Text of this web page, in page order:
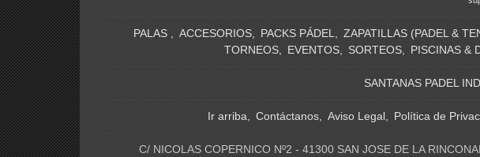
PALAS ACCESORIOS PACKS PÁDEL ZAPATILLAS (PADEL &
TORNEOS
EVENTOS SORTEOS PISCINAS &
SANTANAS PADEL
Ir arriba Contáctanos Aviso Legal Política de
C/ NICOLAS COPERNICO Nº2 - 41300 SAN JOSE DE LA